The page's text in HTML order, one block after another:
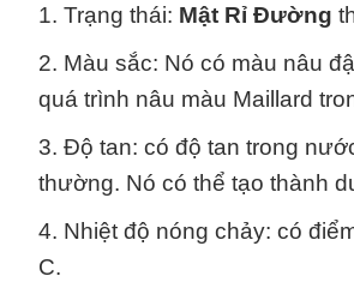
1. Trạng thái: Mật Rỉ Đường
2. Màu sắc: Nó có màu nâu
quá trình nâu màu Maillard
3. Độ tan: có độ tan trong
thường. Nó có thể tạo thành
4. Nhiệt độ nóng chảy: có
C.